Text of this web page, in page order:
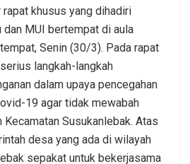
khusus yang dihadiri
dan MUI bertempat di aula
Senin (30/3). Pada rapat
langkah-langkah
dalam upaya pencegahan
19 agar tidak mewabah
Susukanlebak. Atas
desa yang ada di wilayah
sepakat untuk bekerjasama